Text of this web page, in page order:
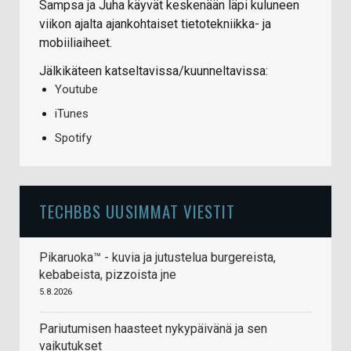
Sampsa ja Juha käyvät keskenään läpi kuluneen
viikon ajalta ajankohtaiset tietotekniikka- ja
mobiiliaiheet.
Jälkikäteen katseltavissa/kuunneltavissa:
Youtube
iTunes
Spotify
TECHBBS UUSIMMAT VIESTIT
Pikaruoka™ - kuvia ja jutustelua burgereista,
kebabeista, pizzoista jne
5.8.2026
Pariutumisen haasteet nykypäivänä ja sen
vaikutukset